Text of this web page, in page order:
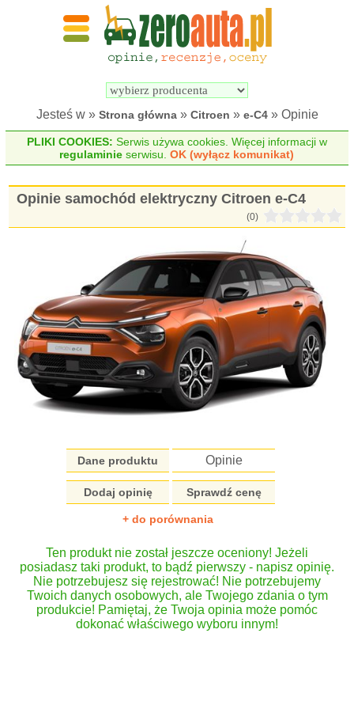
Wyszukiwarka
elektrycznych
Jesteś w » Strona główna» Citroen » e-C4» Opinie
PLIKI COOKIES: Serwis używa cookies. Więcej informacji w
regulaminie serwisu.OK (wyłącz komunikat)
Opinie samochód elektryczny Citroen e-C4
(0)
Dane produktu Opinie
Dodaj opinię Sprawdź cenę
+ do porównania
Ten produkt nie został jeszcze oceniony! Jeżeli
posiadasz taki produkt, to bądź pierwszy - napisz opinię.
Nie potrzebujesz się rejestrować! Nie potrzebujemy
Twoich danych osobowych, ale Twojego zdania o tym
produkcie! Pamiętaj, że Twoja opinia może pomóc
dokonać właściwego wyboru innym!